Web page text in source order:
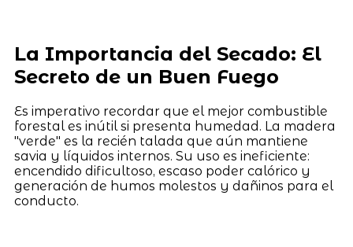
La Importancia del Secado: El
Secreto de un Buen Fuego
Es imperativo recordar que el mejor combustible
forestal es inútil si presenta humedad. La madera
"verde" es la recién talada que aún mantiene
savia y líquidos internos. Su uso es ineficiente:
encendido dificultoso, escaso poder calórico y
generación de humos molestos y dañinos para el
conducto.